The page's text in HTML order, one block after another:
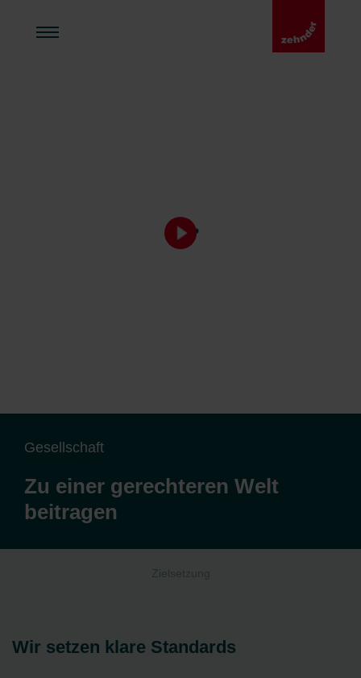
Gesellschaft
Zu einer gerechteren Welt
beitragen
Zielsetzung
Wir setzen klare Standards